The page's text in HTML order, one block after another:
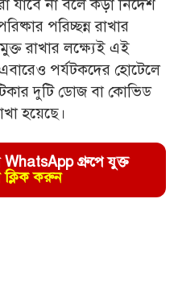
যাবে না বলে কড়া নির্দেশ
পরিচ্ছন্ন রাখার
রাখার লক্ষ্যেই এই
পর্যটকদের হোটেলে
দুটি ডোজ বা কোভিড
হয়েছে।
গ্রুপে যুক্ত
ক্লিক করুন